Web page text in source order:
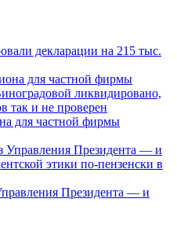
декларации на 215 тыс.
для частной фирмы
Президента — и